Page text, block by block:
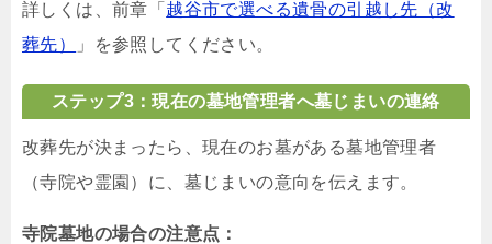
詳しくは、前章「 越谷市で選べる遺骨の引越し先（改
葬先）
」を参照してください。
ステップ3：現在の墓地管理者へ墓じまいの連絡
改葬先が決まったら、現在のお墓がある墓地管理者
（寺院や霊園）に、墓じまいの意向を伝えます。
寺院墓地の場合の注意点：